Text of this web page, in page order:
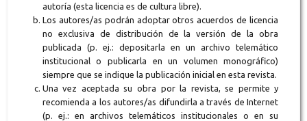
autoría (esta licencia es de cultura libre).
Los autores/as podrán adoptar otros acuerdos de licencia
no exclusiva de distribución de la versión de la obra
publicada (p. ej.: depositarla en un archivo telemático
institucional o publicarla en un volumen monográfico)
siempre que se indique la publicación inicial en esta revista.
Una vez aceptada su obra por la revista, se permite y
recomienda a los autores/as difundirla a través de Internet
(p. ej.: en archivos telemáticos institucionales o en su